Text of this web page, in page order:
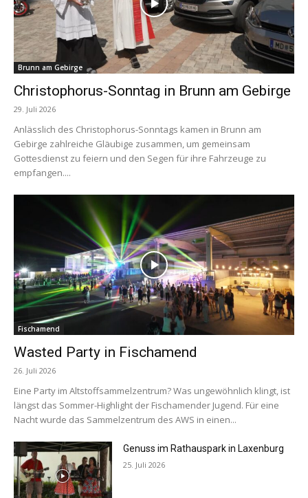
Brunn am Gebirge
Christophorus-Sonntag in Brunn am Gebirge
29. Juli 2026
Anlässlich des Christophorus-Sonntags kamen in Brunn am
Gebirge zahlreiche Gläubige zusammen, um gemeinsam
Gottesdienst zu feiern und den Segen für ihre Fahrzeuge zu
empfangen....
Fischamend
Wasted Party in Fischamend
26. Juli 2026
Eine Party im Altstoffsammelzentrum? Was ungewöhnlich klingt, ist
längst das Sommer-Highlight der Fischamender Jugend. Für eine
Nacht wurde das Sammelzentrum des AWS in einen...
Genuss im Rathauspark in Laxenburg
25. Juli 2026